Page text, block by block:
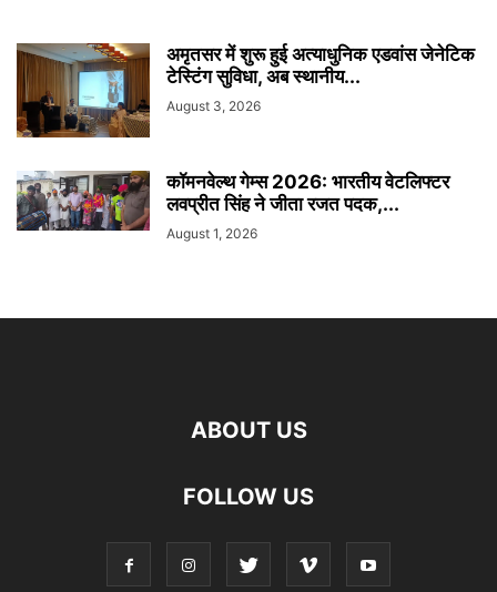
अमृतसर में शुरू हुई अत्याधुनिक एडवांस जेनेटिक
टेस्टिंग सुविधा, अब स्थानीय...
August 3, 2026
कॉमनवेल्थ गेम्स 2026: भारतीय वेटलिफ्टर
लवप्रीत सिंह ने जीता रजत पदक,...
August 1, 2026
ABOUT US
FOLLOW US